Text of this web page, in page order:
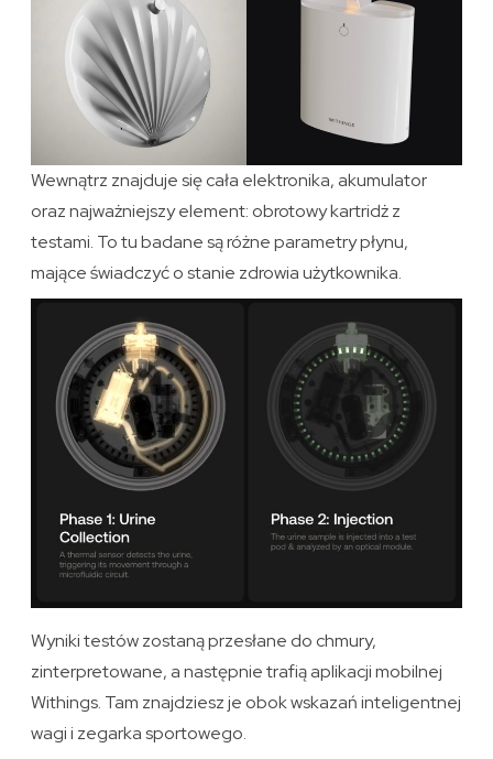
Wewnątrz znajduje się cała elektronika, akumulator
oraz najważniejszy element: obrotowy kartridż z
testami. To tu badane są różne parametry płynu,
mające świadczyć o stanie zdrowia użytkownika.
Wyniki testów zostaną przesłane do chmury,
zinterpretowane, a następnie trafią aplikacji mobilnej
Withings. Tam znajdziesz je obok wskazań inteligentnej
wagi i zegarka sportowego.